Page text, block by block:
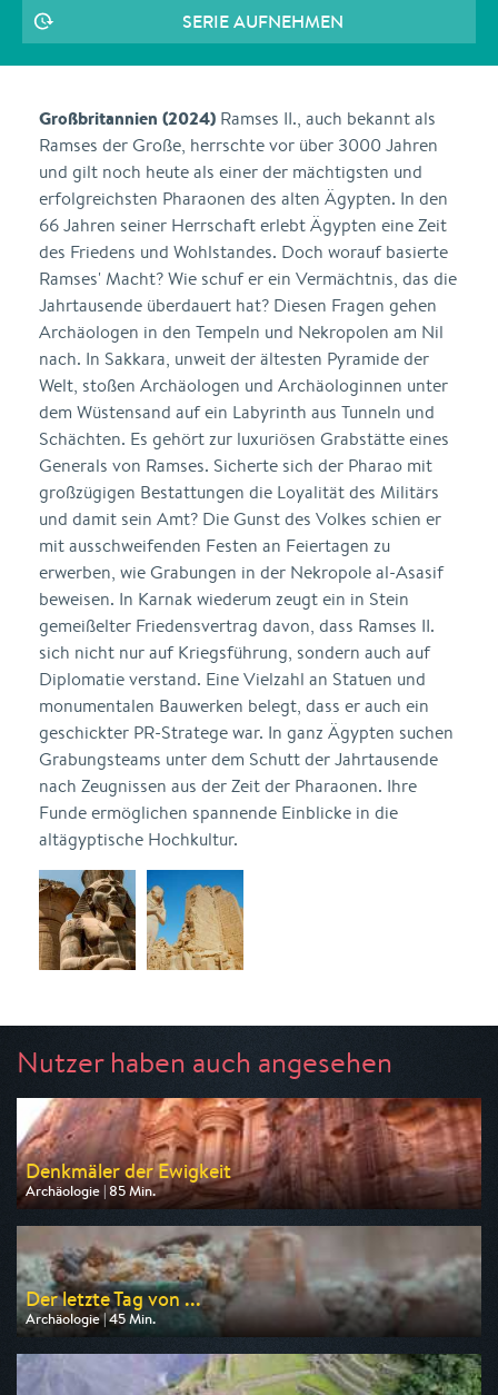
SERIE AUFNEHMEN
Großbritannien (2024) Ramses II., auch bekannt als
Ramses der Große, herrschte vor über 3000 Jahren
und gilt noch heute als einer der mächtigsten und
erfolgreichsten Pharaonen des alten Ägypten. In den
66 Jahren seiner Herrschaft erlebt Ägypten eine Zeit
des Friedens und Wohlstandes. Doch worauf basierte
Ramses' Macht? Wie schuf er ein Vermächtnis, das die
Jahrtausende überdauert hat? Diesen Fragen gehen
Archäologen in den Tempeln und Nekropolen am Nil
nach. In Sakkara, unweit der ältesten Pyramide der
Welt, stoßen Archäologen und Archäologinnen unter
dem Wüstensand auf ein Labyrinth aus Tunneln und
Schächten. Es gehört zur luxuriösen Grabstätte eines
Generals von Ramses. Sicherte sich der Pharao mit
großzügigen Bestattungen die Loyalität des Militärs
und damit sein Amt? Die Gunst des Volkes schien er
mit ausschweifenden Festen an Feiertagen zu
erwerben, wie Grabungen in der Nekropole al-Asasif
beweisen. In Karnak wiederum zeugt ein in Stein
gemeißelter Friedensvertrag davon, dass Ramses II.
sich nicht nur auf Kriegsführung, sondern auch auf
Diplomatie verstand. Eine Vielzahl an Statuen und
monumentalen Bauwerken belegt, dass er auch ein
geschickter PR-Stratege war. In ganz Ägypten suchen
Grabungsteams unter dem Schutt der Jahrtausende
nach Zeugnissen aus der Zeit der Pharaonen. Ihre
Funde ermöglichen spannende Einblicke in die
altägyptische Hochkultur.
Nutzer haben auch angesehen
Denkmäler der Ewigkeit
Archäologie | 85 Min.
Ausgestrahlt von arte
am 08.08.2026, 16:15
Der letzte Tag von ...
Archäologie | 45 Min.
Ausgestrahlt von 3sat
am 07.08.2026, 16:00